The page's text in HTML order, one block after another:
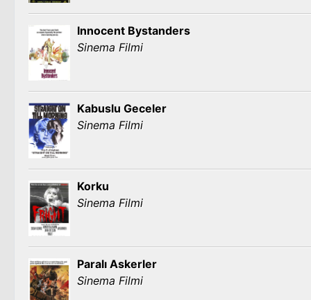
Innocent Bystanders
Sinema Filmi
Kabuslu Geceler
Sinema Filmi
Korku
Sinema Filmi
Paralı Askerler
Sinema Filmi